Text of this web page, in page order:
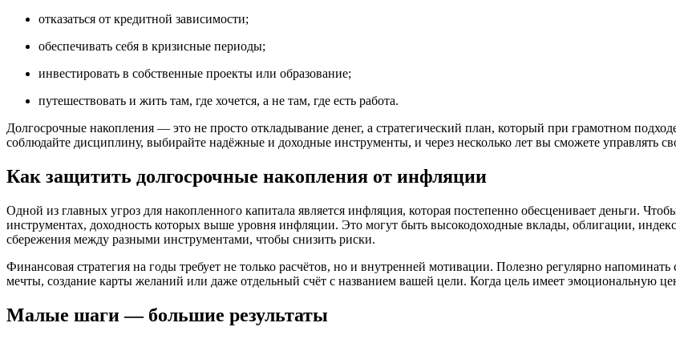
отказаться от кредитной зависимости;
обеспечивать себя в кризисные периоды;
инвестировать в собственные проекты или образование;
путешествовать и жить там, где хочется, а не там, где есть работа.
Долгосрочные накопления — это не просто откладывание денег, а стратегический план, который при грамотном
соблюдайте дисциплину, выбирайте надёжные и доходные инструменты, и через несколько лет вы сможете управлять
Как защитить долгосрочные накопления от инфляции
Одной из главных угроз для накопленного капитала является инфляция, которая постепенно обесценивает деньги.
инструментах, доходность которых выше уровня инфляции. Это могут быть высокодоходные вклады, облигации,
сбережения между разными инструментами, чтобы снизить риски.
Финансовая стратегия на годы требует не только расчётов, но и внутренней мотивации. Полезно регулярно
мечты, создание карты желаний или даже отдельный счёт с названием вашей цели. Когда цель имеет эмоциональную
Малые шаги — большие результаты